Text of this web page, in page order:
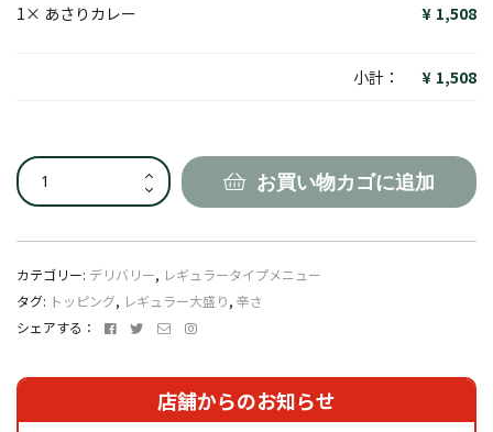
1× あさりカレー 1,508
小計： 1,508
あ
さ
カ
レ
個
お買い物カゴに追加
カテゴリー: デリバリー, レギュラータイプメニュー
タグ: トッピング, レギュラー大盛り, 辛さ
シェアする：
FacebookTwitter
メ
ア
ド
Instagram
店舗からのお知らせ